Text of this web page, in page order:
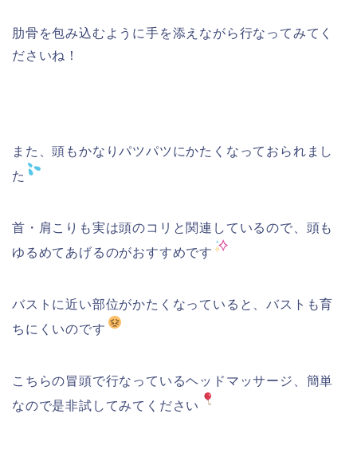
肋骨を包み込むように手を添えながら行なってみてく
ださいね！
また、頭もかなりパツパツにかたくなっておられまし
た
首・肩こりも実は頭のコリと関連しているので、頭も
ゆるめてあげるのがおすすめです
バストに近い部位がかたくなっていると、バストも育
ちにくいのです
こちらの冒頭で行なっているヘッドマッサージ、簡単
なので是非試してみてください